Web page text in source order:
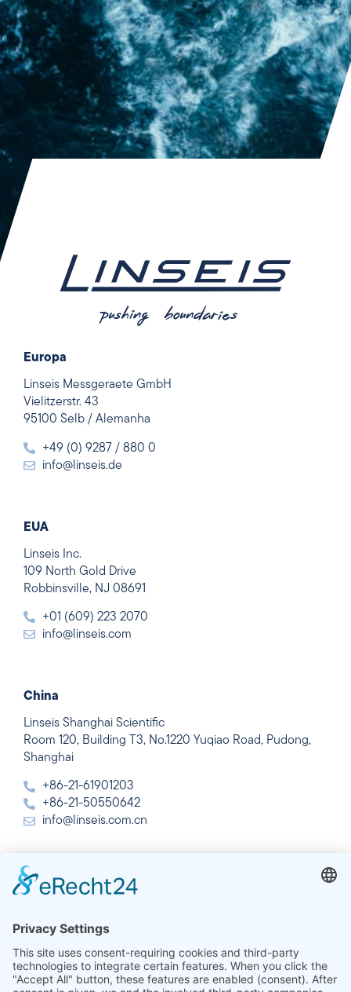
Europa
Linseis Messgeraete GmbH
Vielitzerstr. 43
95100 Selb / Alemanha
+49 (0) 9287 / 880 0
info@linseis.de
EUA
Linseis Inc.
109 North Gold Drive
Robbinsville, NJ 08691
+01 (609) 223 2070
info@linseis.com
China
Linseis Shanghai Scientific
Room 120, Building T3, No.1220 Yuqiao Road, Pudong,
Shanghai
+86-21-61901203
+86-21-50550642
info@linseis.com.cn
Índia
Plot 65, 2nd Floor, Sai Enclave,
+91-11-42883851